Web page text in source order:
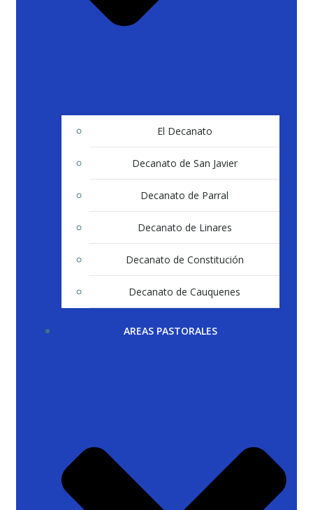
El Decanato
Decanato de San Javier
Decanato de Parral
Decanato de Linares
Decanato de Constitución
Decanato de Cauquenes
AREAS PASTORALES